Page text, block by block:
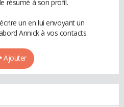
résumé à son profil.
un en lui envoyant un
Annick à vos contacts.
Ajouter